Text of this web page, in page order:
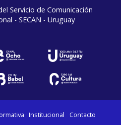
Servicio de Comunicación
- SECAN - Uruguay
Institucional Contacto